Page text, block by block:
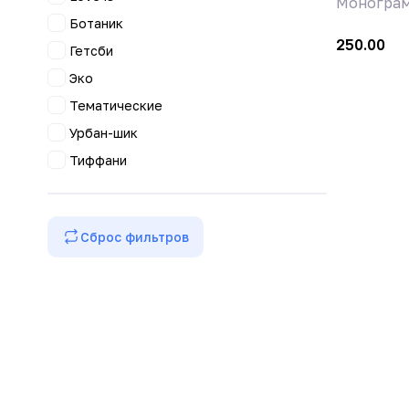
Ботаник
Гетсби
Эко
Тематические
Урбан-шик
Тиффани
Сброс фильтров
250.00